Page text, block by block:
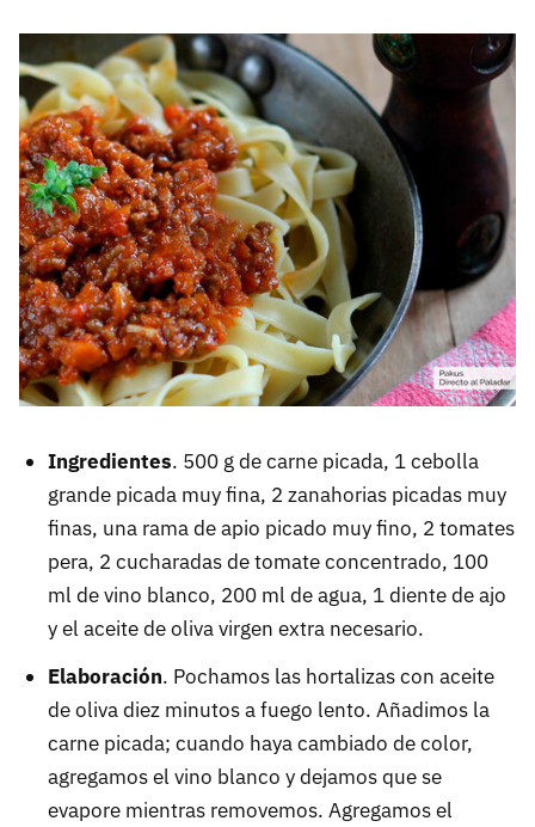
Ingredientes. 500 g de carne picada, 1 cebolla
grande picada muy fina, 2 zanahorias picadas muy
finas, una rama de apio picado muy fino, 2 tomates
pera, 2 cucharadas de tomate concentrado, 100
ml de vino blanco, 200 ml de agua, 1 diente de ajo
y el aceite de oliva virgen extra necesario.
Elaboración. Pochamos las hortalizas con aceite
de oliva diez minutos a fuego lento. Añadimos la
carne picada; cuando haya cambiado de color,
agregamos el vino blanco y dejamos que se
evapore mientras removemos. Agregamos el